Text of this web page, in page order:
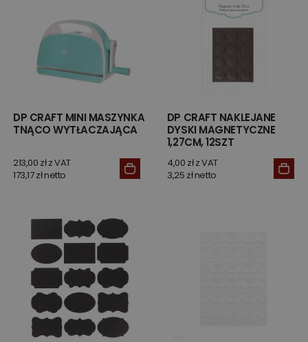
DP CRAFT MINI MASZYNKA
TNĄCO WYTŁACZAJĄCA
213,00 zł z VAT
173,17 zł netto
DP CRAFT NAKLEJANE
DYSKI MAGNETYCZNE
1,27CM, 12SZT
4,00 zł z VAT
3,25 zł netto